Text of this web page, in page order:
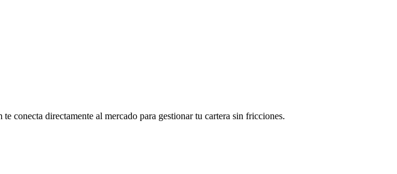
conecta directamente al mercado para gestionar tu cartera sin fricciones.